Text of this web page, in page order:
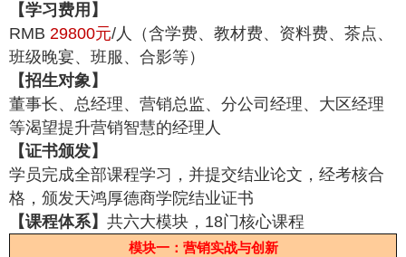
【学习费用】
RMB 29800元/人（含学费、教材费、资料费、茶点、
班级晚宴、班服、合影等）
【招生对象】
董事长、总经理、营销总监、分公司经理、大区经理
等渴望提升营销智慧的经理人
【证书颁发】
学员完成全部课程学习，并提交结业论文，经考核合
格，颁发天鸿厚德商学院结业证书
【课程体系】 共六大模块，18门核心课程
模块一：营销实战与创新